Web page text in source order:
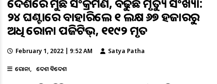
୨୪ ଘଣ୍ଟାରେ ବାହାରିଲେ ୧ ଲକ୍ଷ ୬୭ ହଜାରରୁ
ଅଧିକ କରୋନା ପଜିଟିଭ୍, ୧୧୯୨ ମୃତ
February 1, 2022 | 9:52 AM Satya Patha
କରୋନା ଦେଶ ବିଦେଶ